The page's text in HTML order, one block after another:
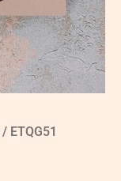
/ ETQG51